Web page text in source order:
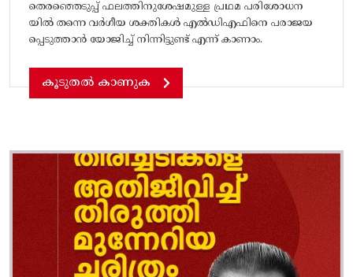
തെരഞ്ഞെടുപ്പ് ഫലത്തിനുശേഷമുള്ള പ്രഥമ പരിശോധന
യില്‍ തന്നെ വര്‍​ഗീയ ശക്തികള്‍ എല്‍ഡിഎഫിനെ പരാജയ
പ്പെടുത്താന്‍ യോജിച്ച്‌ നിന്നിട്ടുണ്ട്‌ എന്ന് കാണാം.
കൂടുതൽ കാണുക